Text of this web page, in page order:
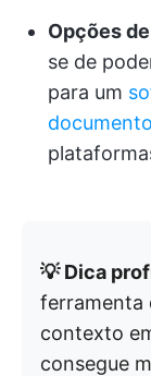
Opções
se de
para um
💡 Dica
ferramenta
contexto
consegue